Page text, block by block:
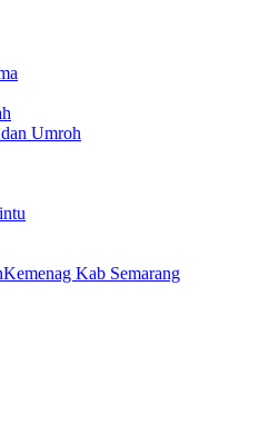
Umroh
Kab Semarang